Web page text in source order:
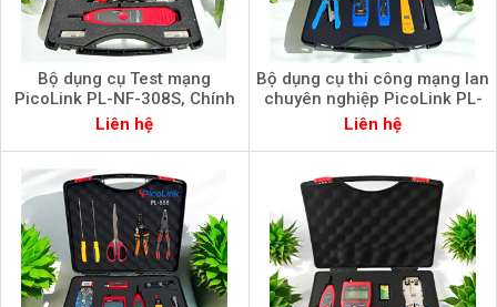
Bộ dụng cụ Test mạng
PicoLink PL-NF-308S, Chính
Hãng
Liên hệ
Bộ dụng cụ thi công mạng lan
chuyên nghiệp PicoLink PL-
666, Chính Hãng
Liên hệ